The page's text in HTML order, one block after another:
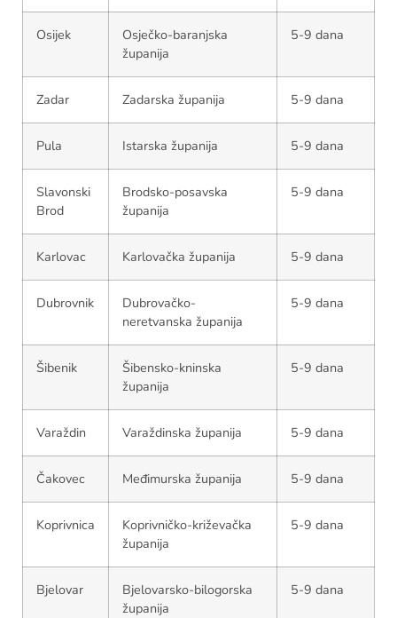
Osijek
Osječko-baranjska
županija
5-9 dana
Zadar Zadarska županija 5-9 dana
Pula Istarska županija 5-9 dana
Slavonski
Brod
Brodsko-posavska
županija
5-9 dana
Karlovac Karlovačka županija 5-9 dana
Dubrovnik
Dubrovačko-
neretvanska županija
5-9 dana
Šibenik
Šibensko-kninska
županija
5-9 dana
Varaždin Varaždinska županija 5-9 dana
Čakovec Međimurska županija 5-9 dana
Koprivnica
Koprivničko-križevačka
županija
5-9 dana
Bjelovar
Bjelovarsko-bilogorska
županija
5-9 dana